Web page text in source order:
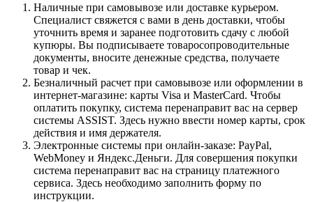
Наличные при самовывозе или доставке курьером.
Специалист свяжется с вами в день доставки, чтобы
уточнить время и заранее подготовить сдачу с любой
купюры. Вы подписываете товаросопроводительные
документы, вносите денежные средства, получаете
товар и чек.
Безналичный расчет при самовывозе или оформлении в
интернет-магазине: карты Visa и MasterCard. Чтобы
оплатить покупку, система перенаправит вас на сервер
системы ASSIST. Здесь нужно ввести номер карты, срок
действия и имя держателя.
Электронные системы при онлайн-заказе: PayPal,
WebMoney и Яндекс.Деньги. Для совершения покупки
система перенаправит вас на страницу платежного
сервиса. Здесь необходимо заполнить форму по
инструкции.